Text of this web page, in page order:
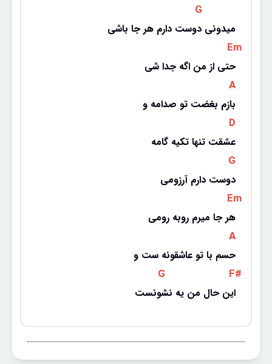
G
میدونی دوست دارم هر جا باشی
Em
حتی از من اگه جدا شی
A
بازم بغضت تو صدامه و
D
عشقت تنها تکیه گامه
G
دوست دارم آرزومی
Em
هر جا میرم روبه رومی
A
حسم با تو عاشقونه ست و
G F#
این حال من یه نشونست